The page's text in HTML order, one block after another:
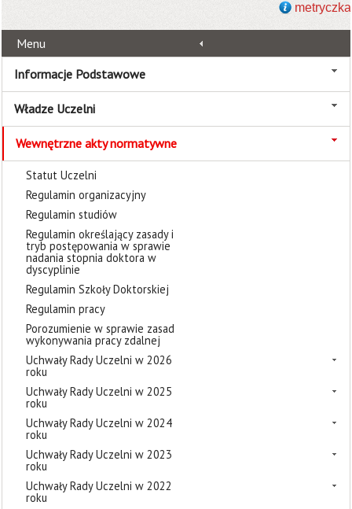
metryczka
Menu
Informacje Podstawowe
Władze Uczelni
Wewnętrzne akty normatywne
Statut Uczelni
Regulamin organizacyjny
Regulamin studiów
Regulamin określający zasady i
tryb postępowania w sprawie
nadania stopnia doktora w
dyscyplinie
Regulamin Szkoły Doktorskiej
Regulamin pracy
Porozumienie w sprawie zasad
wykonywania pracy zdalnej
Uchwały Rady Uczelni w 2026
roku
Uchwały Rady Uczelni w 2025
roku
Uchwały Rady Uczelni w 2024
roku
Uchwały Rady Uczelni w 2023
roku
Uchwały Rady Uczelni w 2022
roku